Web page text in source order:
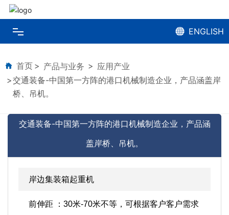
首页
新闻中心
产品与业务
党的建设
联系我们
ENGLISH
首页 产品与业务
应用产业
交通装备-中国第一方阵的港口机械制造企业，产品涵盖岸
桥、吊机。
交通装备-中国第一方阵的港口机械制造企业，产品涵
盖岸桥、吊机。
岸边集装箱起重机
前伸距 ：30米-70米不等，可根据客户客户需求